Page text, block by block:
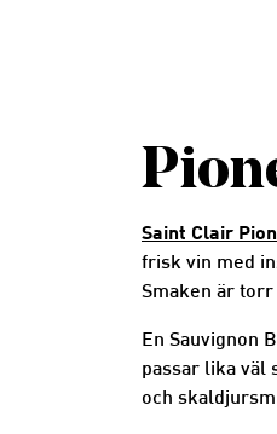
Saint Clair
frisk vin med
Smaken är
En Sauvignon
passar lika väl
och